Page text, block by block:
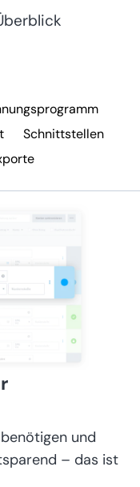
Schnittstellen
und
– das ist